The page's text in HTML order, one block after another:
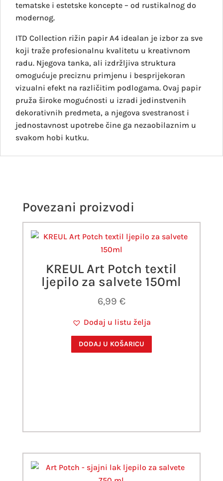
tematske i estetske koncepte – od rustikalnog do
modernog.
ITD Collection rižin papir A4 idealan je izbor za sve
koji traže profesionalnu kvalitetu u kreativnom
radu. Njegova tanka, ali izdržljiva struktura
omogućuje preciznu primjenu i besprijekoran
vizualni efekt na različitim podlogama. Ovaj papir
pruža široke mogućnosti u izradi jedinstvenih
dekorativnih predmeta, a njegova svestranost i
jednostavnost upotrebe čine ga nezaobilaznim u
svakom hobi kutku.
Povezani proizvodi
KREUL Art Potch textil
ljepilo za salvete 150ml
6,99 €
Dodaj u listu želja
DODAJ U KOŠARICU